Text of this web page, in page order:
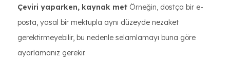
Çeviri yaparken, kaynak met Örneğin, dostça bir e-
posta, yasal bir mektupla aynı düzeyde nezaket
gerektirmeyebilir, bu nedenle selamlamayı buna göre
ayarlamanız gerekir.